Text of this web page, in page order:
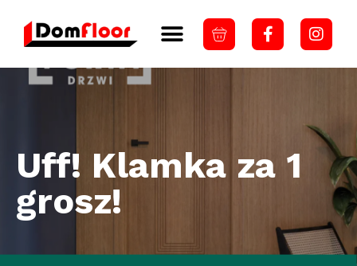
Uff! Klamka za 1
grosz!